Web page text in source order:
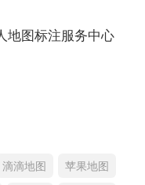
地图标注服务中心
滴滴地图
苹果地图